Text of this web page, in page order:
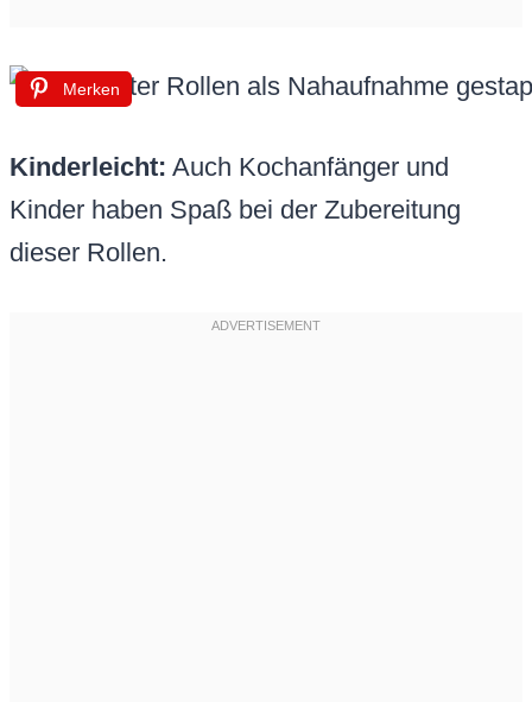
Merken
Kinderleicht: Auch Kochanfänger und
Kinder haben Spaß bei der Zubereitung
dieser Rollen.